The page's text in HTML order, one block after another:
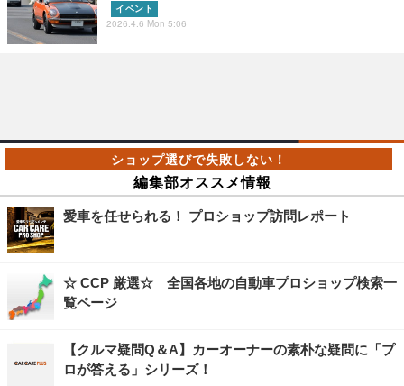
イベント
2026.4.6 Mon 5:06
編集部オススメ情報
愛車を任せられる！ プロショップ訪問レポート
☆ CCP 厳選☆ 全国各地の自動車プロショップ検索一
覧ページ
【クルマ疑問Q＆A】カーオーナーの素朴な疑問に「プ
ロが答える」シリーズ！